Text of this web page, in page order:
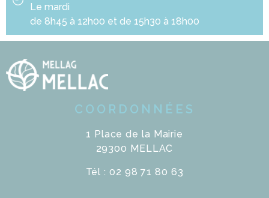
Le mardi
de 8h45 à 12h00 et de 15h30 à 18h00
COORDONNÉES
1 Place de la Mairie
29300 MELLAC
Tél : 02 98 71 80 63